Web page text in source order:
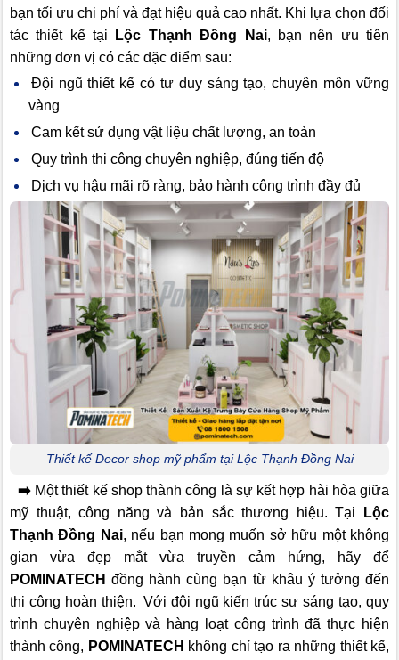
bạn tối ưu chi phí và đạt hiệu quả cao nhất. Khi lựa chọn đối
tác thiết kế tại
Lộc Thạnh Đồng Nai, bạn nên ưu tiên
những đơn vị có các đặc điểm sau:
Đội ngũ thiết kế có tư duy sáng tạo, chuyên môn vững
vàng
Cam kết sử dụng vật liệu chất lượng, an toàn
Quy trình thi công chuyên nghiệp, đúng tiến độ
Dịch vụ hậu mãi rõ ràng, bảo hành công trình đầy đủ
Thiết kế Decor shop mỹ phẩm tại Lộc Thạnh Đồng Nai
➡️ Một thiết kế shop thành công là sự kết hợp hài hòa giữa
mỹ thuật, công năng và bản sắc thương hiệu. Tại
Lộc
Thạnh Đồng Nai, nếu bạn mong muốn sở hữu một không
gian vừa đẹp mắt vừa truyền cảm hứng, hãy để
POMINATECH đồng hành cùng bạn từ khâu ý tưởng đến
thi công hoàn thiện. Với đội ngũ kiến trúc sư sáng tạo, quy
trình chuyên nghiệp và hàng loạt công trình đã thực hiện
thành công, POMINATECH không chỉ tạo ra những thiết kế,